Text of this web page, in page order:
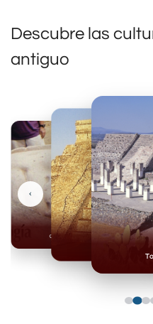
Descubre las
antiguo
Olmecas
‹